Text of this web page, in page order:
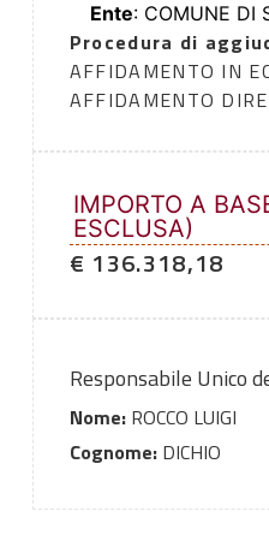
Ente: COMUNE DI
Procedura di
AFFIDAMENTO IN
AFFIDAMENTO
IMPORTO A
ESCLUSA)
€ 136.318,18
Responsabile Unico
Nome:ROCCO LUIGI
Cognome:DICHIO